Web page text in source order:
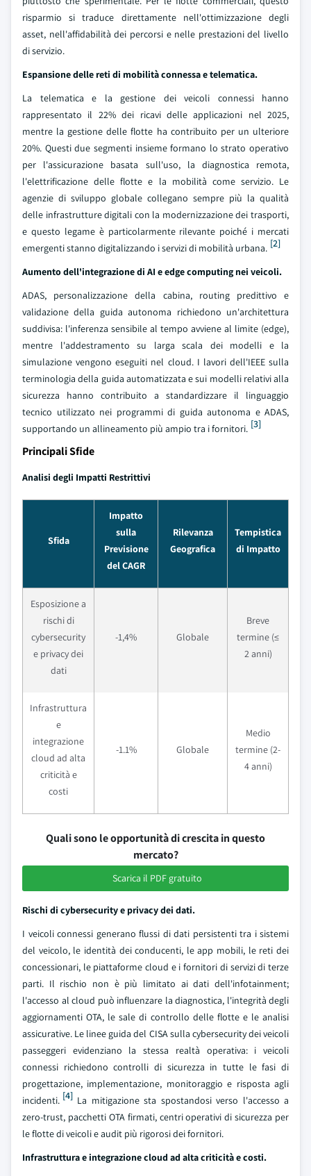
risparmio si traduce direttamente nell'ottimizzazione degli
asset, nell'affidabilità dei percorsi e nelle prestazioni del livello
di servizio.
Espansione delle reti di mobilità connessa e telematica.
La telematica e la gestione dei veicoli connessi hanno
rappresentato il 22% dei ricavi delle applicazioni nel 2025,
mentre la gestione delle flotte ha contribuito per un ulteriore
20%. Questi due segmenti insieme formano lo strato operativo
per l'assicurazione basata sull'uso, la diagnostica remota,
l'elettrificazione delle flotte e la mobilità come servizio. Le
agenzie di sviluppo globale collegano sempre più la qualità
delle infrastrutture digitali con la modernizzazione dei trasporti,
e questo legame è particolarmente rilevante poiché i mercati
emergenti stanno digitalizzando i servizi di mobilità urbana. [2]
Aumento dell'integrazione di AI e edge computing nei veicoli.
ADAS, personalizzazione della cabina, routing predittivo e
validazione della guida autonoma richiedono un'architettura
suddivisa: l'inferenza sensibile al tempo avviene al limite (edge),
mentre l'addestramento su larga scala dei modelli e la
simulazione vengono eseguiti nel cloud. I lavori dell'IEEE sulla
terminologia della guida automatizzata e sui modelli relativi alla
sicurezza hanno contribuito a standardizzare il linguaggio
tecnico utilizzato nei programmi di guida autonoma e ADAS,
supportando un allineamento più ampio tra i fornitori. [3]
Principali Sfide
Analisi degli Impatti Restrittivi
Sfida
Impatto
sulla
Previsione
del CAGR
Rilevanza
Geografica
Tempistica
di Impatto
Esposizione a
rischi di
cybersecurity
e privacy dei
dati
-1,4% Globale
Breve
termine (≤
2 anni)
Infrastruttura
e
integrazione
cloud ad alta
criticità e
costi
-1.1% Globale
Medio
termine (2-
4 anni)
Quali sono le opportunità di crescita in questo
mercato?
Scarica il PDF gratuito
Rischi di cybersecurity e privacy dei dati.
I veicoli connessi generano flussi di dati persistenti tra i sistemi
del veicolo, le identità dei conducenti, le app mobili, le reti dei
concessionari, le piattaforme cloud e i fornitori di servizi di terze
parti. Il rischio non è più limitato ai dati dell'infotainment;
l'accesso al cloud può influenzare la diagnostica, l'integrità degli
aggiornamenti OTA, le sale di controllo delle flotte e le analisi
assicurative. Le linee guida del CISA sulla cybersecurity dei veicoli
passeggeri evidenziano la stessa realtà operativa: i veicoli
connessi richiedono controlli di sicurezza in tutte le fasi di
progettazione, implementazione, monitoraggio e risposta agli
incidenti. [4] La mitigazione sta spostandosi verso l'accesso a
zero-trust, pacchetti OTA firmati, centri operativi di sicurezza per
le flotte di veicoli e audit più rigorosi dei fornitori.
Infrastruttura e integrazione cloud ad alta criticità e costi.